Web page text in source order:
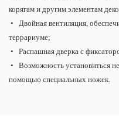
корягам и другим элементам
• Двойная вентиляция,
террариуме;
• Распашная дверка с
• Возможность установиться
помощью специальных ножек.